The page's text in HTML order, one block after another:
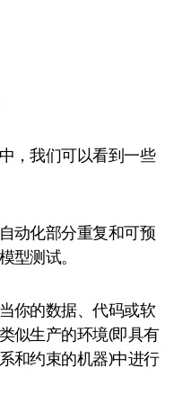
，我们可以看到一些
动化部分重复和可预
型测试。
你的数据、代码或软
似生产的环境(即具有
和约束的机器)中进行